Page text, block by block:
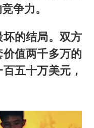
争力。
的结局。双方
值两千多万的
五十万美元，